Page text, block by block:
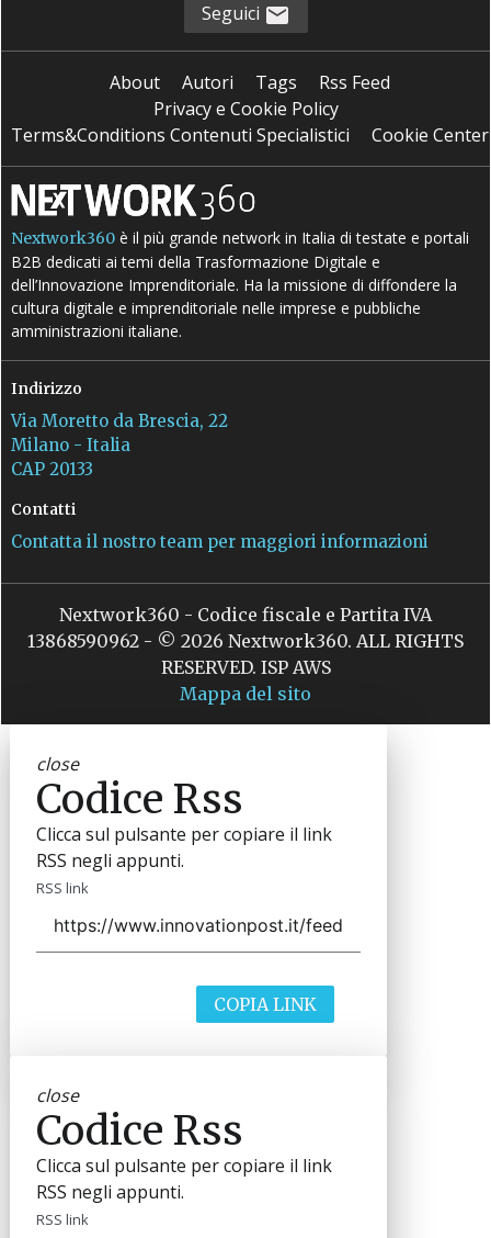
Seguici
About Autori Tags
Rss Feed
Privacy e Cookie Policy
Terms&Conditions Contenuti Specialistici
Cookie Center
Nextwork360 è il più grande network in Italia di testate e portali
B2B dedicati ai temi della Trasformazione Digitale e
dell’Innovazione Imprenditoriale. Ha la missione di diffondere la
cultura digitale e imprenditoriale nelle imprese e pubbliche
amministrazioni italiane.
Indirizzo
Via Moretto da Brescia, 22
Milano - Italia
CAP 20133
Contatti
Contatta il nostro team per maggiori informazioni
Nextwork360 - Codice fiscale e Partita IVA
13868590962 - © 2026 Nextwork360. ALL RIGHTS
RESERVED. ISP AWS
Mappa del sito
close
Codice Rss
Clicca sul pulsante per copiare il link
RSS negli appunti.
RSS link
COPIA LINK
close
Codice Rss
Clicca sul pulsante per copiare il link
RSS negli appunti.
RSS link